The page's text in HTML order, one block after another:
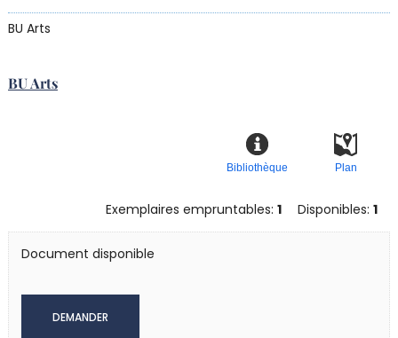
BU Arts
BU Arts
Plan
Bibliothèque
Exemplaires empruntables:1 Disponibles:1
Document disponible
DEMANDER